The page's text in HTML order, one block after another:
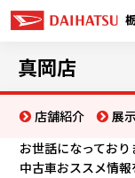
真岡店
店舗紹介 展
お世話になっており
中古車おススメ情報